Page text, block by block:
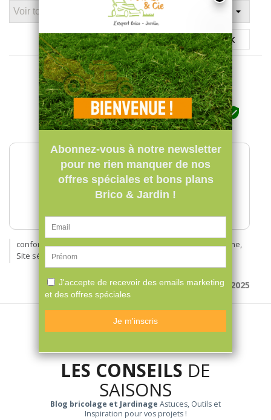


Top

Qualité du produit  

conforme à la description, Livraison rapide et sans problème,
Site sérieux, réponses rapides, meilleurs prix
Par Frederic D. le 30/10/2025
Voir Plus 
LES CONSEILS DE
SAISONS
Blog bricolage et Jardinage Astuces, Outils et
Inspiration pour vos projets !